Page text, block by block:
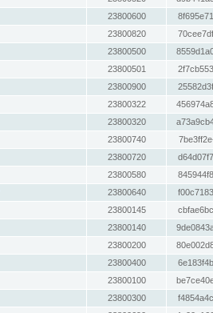
23800600
23800820
23800500
23800501
23800900
23800322
23800320
23800740
23800720
23800580
23800640
23800145
23800140
23800200
23800400
23800100
23800300